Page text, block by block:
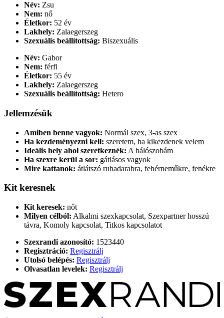
Név: Zsu
Nem: nő
Életkor: 52 év
Lakhely: Zalaegerszeg
Szexuális beállítottság: Biszexuális
Név: Gabor
Nem: férfi
Életkor: 55 év
Lakhely: Zalaegerszeg
Szexuális beállítottság: Hetero
Jellemzésük
Amiben benne vagyok: Normál szex, 3-as szex
Ha kezdeményezni kell: szeretem, ha kikezdenek velem
Ideális hely ahol szeretkeznék: A hálószobám
Ha szexre kerül a sor: gátlásos vagyok
Mire kattanok: átlátszó ruhadarabra, fehérneműkre, fenékre
Kit keresnek
Kit keresek: nőt
Milyen célból: Alkalmi szexkapcsolat, Szexpartner hosszú
távra, Komoly kapcsolat, Titkos kapcsolatot
Szexrandi azonosító: 1523440
Regisztráció: Regisztrálj
Utolsó belépés: Regisztrálj
Olvasatlan levelek: Regisztrálj